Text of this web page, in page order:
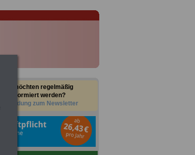
Sie möchten regelmäßig
informiert werden?
Anmeldung zum Newsletter